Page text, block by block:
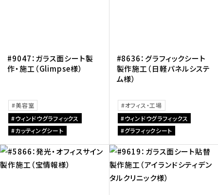
#9047：ガラス面シート製
作・施工（Glimpse様）
美容室
ウィンドウグラフィックス
カッティングシート
#8636：グラフィックシート
製作施工（日軽パネルシステ
ム様）
オフィス・工場
ウィンドウグラフィックス
グラフィックシート